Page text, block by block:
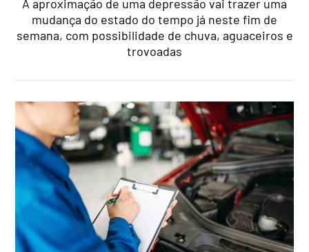
A aproximação de uma depressão vai trazer uma
mudança do estado do tempo já neste fim de
semana, com possibilidade de chuva, aguaceiros e
trovoadas